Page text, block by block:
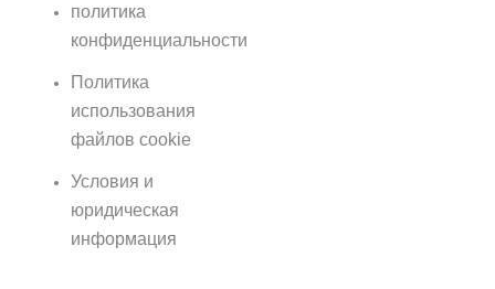
политика
конфиденциальности
Политика
использования
файлов cookie
Условия и
юридическая
информация